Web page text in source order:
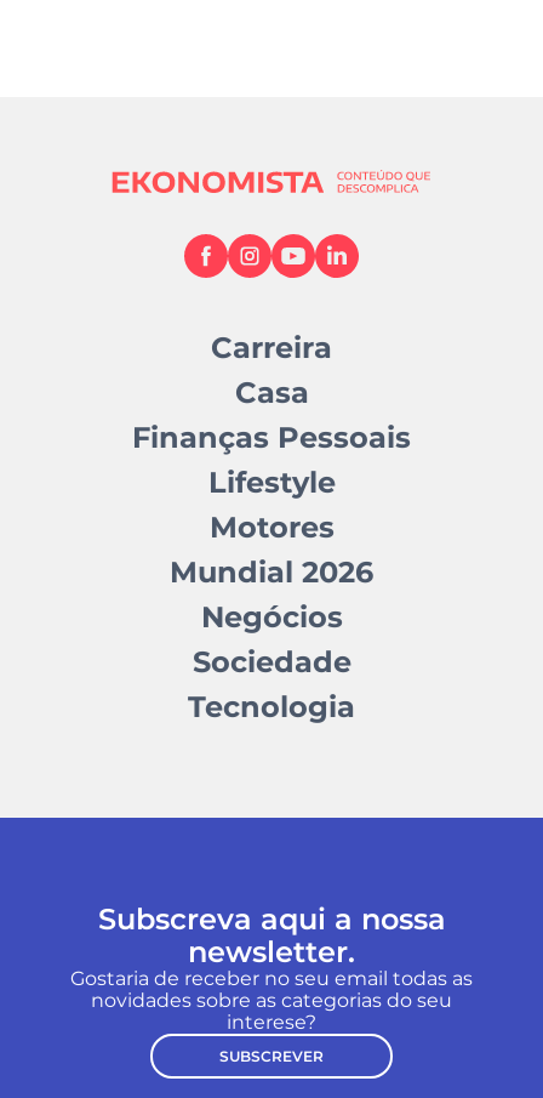
Carreira
Casa
Finanças Pessoais
Lifestyle
Motores
Mundial 2026
Negócios
Sociedade
Tecnologia
Subscreva aqui a nossa
newsletter.
Gostaria de receber no seu email todas as
novidades sobre as categorias do seu
interese?
SUBSCREVER